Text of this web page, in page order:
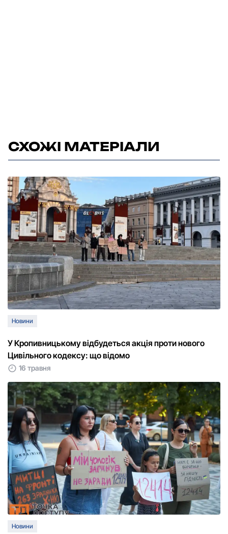
СХОЖІ МАТЕРІАЛИ
Новини
У Кропивницькому відбудеться акція проти нового
Цивільного кодексу: що відомо
16 травня
Новини